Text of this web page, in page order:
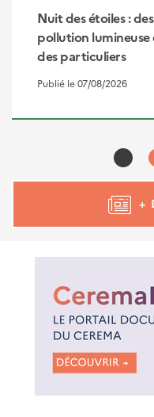
Nuit des étoiles :
pollution
des particuliers
Publié le 07/08/2026
+